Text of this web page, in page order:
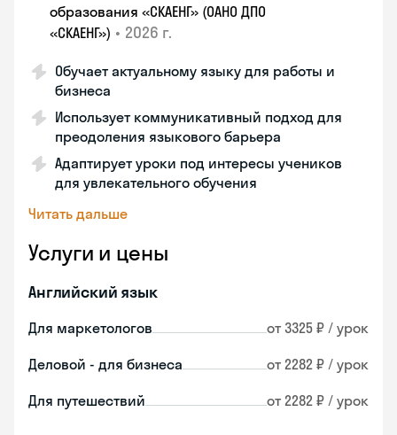
образования «СКАЕНГ» (ОАНО ДПО
«СКАЕНГ») • 2026 г.
Обучает актуальному языку для работы и
бизнеса
Использует коммуникативный подход для
преодоления языкового барьера
Адаптирует уроки под интересы учеников
для увлекательного обучения
Читать дальше
Услуги и цены
Английский язык
Для маркетологов от 3325 ₽ / урок
Деловой - для бизнеса от 2282 ₽ / урок
Для путешествий от 2282 ₽ / урок